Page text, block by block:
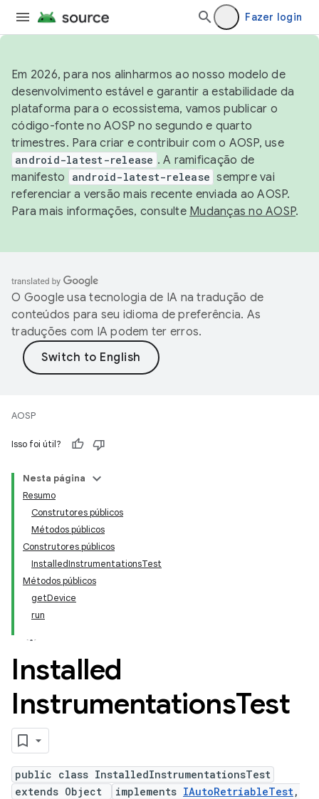
Fazer login
Em 2026, para nos alinharmos ao nosso modelo de
desenvolvimento estável e garantir a estabilidade da
plataforma para o ecossistema, vamos publicar o
código-fonte no AOSP no segundo e quarto
trimestres. Para criar e contribuir com o AOSP, use
android-latest-release . A ramificação de
manifesto
android-latest-release sempre vai
referenciar a versão mais recente enviada ao AOSP.
Para mais informações, consulte Mudanças no AOSP.
O Google usa tecnologia de IA na tradução de
conteúdos para seu idioma de preferência. As
traduções com IA podem ter erros.
AOSP
Isso foi útil?
Nesta página
Resumo
Construtores públicos
Métodos públicos
Construtores públicos
InstalledInstrumentationsTest
Métodos públicos
getDevice
run
Installed
InstrumentationsTest
public class InstalledInstrumentationsTest
extends Object
implements IAutoRetriableTest,